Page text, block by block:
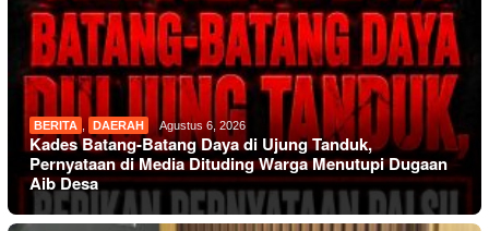
BERITA , DAERAH Agustus 6, 2026
Kades Batang-Batang Daya di Ujung Tanduk,
Pernyataan di Media Dituding Warga Menutupi Dugaan
Aib Desa